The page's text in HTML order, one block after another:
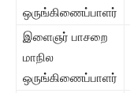
ஒருங்கிணைப்பாளர்
இளைஞர் பாசறை
மாநில
ஒருங்கிணைப்பாளர்